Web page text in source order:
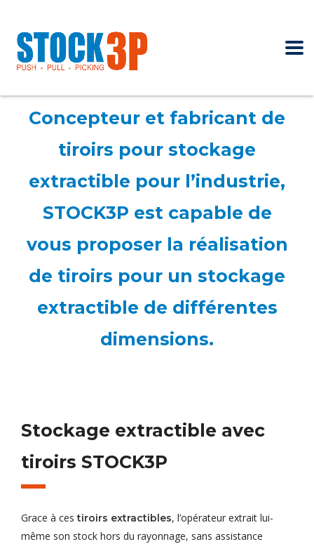
Concepteur et fabricant de
tiroirs pour stockage
extractible pour l’industrie,
STOCK3P est capable de
vous proposer la réalisation
de tiroirs pour un stockage
extractible de différentes
dimensions.
Stockage extractible avec
tiroirs STOCK3P
Grace à cestiroirs extractibles, l’opérateur extrait lui-
même son stock hors du rayonnage, sans assistance